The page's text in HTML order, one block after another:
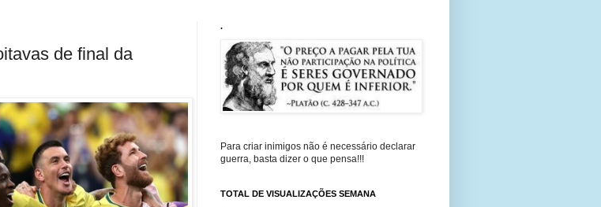
de final da
.
Para criar inimigos não é necessário declarar
guerra, basta dizer o que pensa!!!
TOTAL DE VISUALIZAÇÕES SEMANA